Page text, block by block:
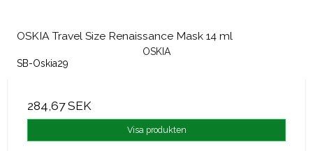
OSKIA Travel Size Renaissance Mask 14 ml
OSKIA
SB-Oskia29
284,67 SEK
Visa produkten